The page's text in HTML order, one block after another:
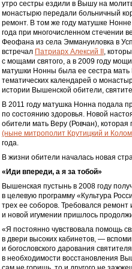
утро сестры ездили в Вышу на
монастырю передали больничный
ремонт. В том же году матушке
года при многочисленном стечении
Феофана из села Эммануиловка в
встречал Патриарх Алексий II ,
с мощами святого, а в 2009 году
матушки Нонны была ее сестра мать
тематических календарей о
истории Вышенской обители,
В 2011 году матушка Нонна подала
по состоянию здоровья. Новой
обители мать Веру (Ровчан),
(ныне митрополит Крутицкий и
года.
В жизни обители началась новая
«Иди впереди, а я за тобой»
Вышенская пустынь в 2008 году
в целевую программу «Культура
трех ее соборов. Требовался
и новой игумении пришлось
«Я постоянно чувствовала помощь
в двери высоких кабинетов, —
и богословского дарования
в необходимости восстановления